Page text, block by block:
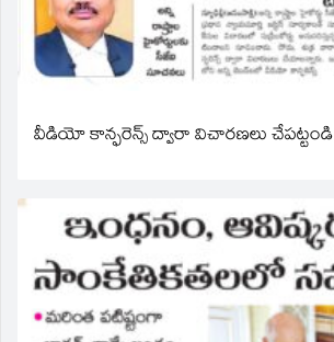
వీడియో కాన్ఫరెన్స్ ద్వారా విచారణలు చేపట్టండి